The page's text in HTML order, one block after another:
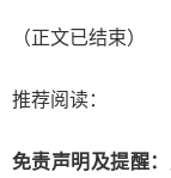
（正文已结束）
推荐阅读：
免责声明及提醒：